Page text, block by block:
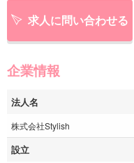
求人に問い合わせる
企業情報
法人名
株式会社Stylish
設立